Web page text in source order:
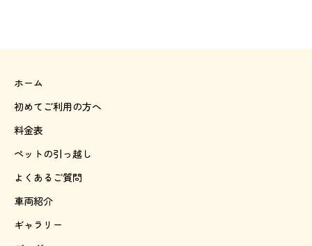
ホーム
初めてご利用の方へ
料金表
ペットの引っ越し
よくあるご質問
車両紹介
ギャラリー